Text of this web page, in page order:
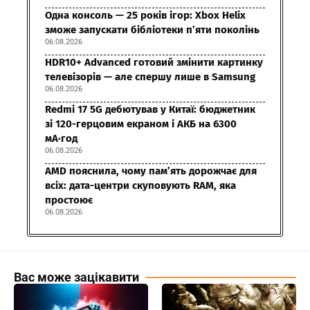
Одна консоль — 25 років ігор: Xbox Helix
зможе запускати бібліотеки п’яти поколінь
06.08.2026
HDR10+ Advanced готовий змінити картинку
телевізорів — але спершу лише в Samsung
06.08.2026
Redmi 17 5G дебютував у Китаї: бюджетник
зі 120-герцовим екраном і АКБ на 6300
мА·год
06.08.2026
AMD пояснила, чому пам’ять дорожчає для
всіх: дата-центри скуповують RAM, яка
простоює
06.08.2026
Вас може зацікавити